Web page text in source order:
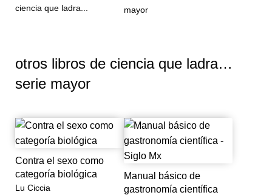
ciencia que ladra...
mayor
otros libros de ciencia que ladra…
serie mayor
Contra el sexo como
categoría biológica
Lu Ciccia
Manual básico de
gastronomía científica